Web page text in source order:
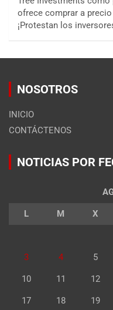
ofrece comprar a
¡Protestan los
NOSOTROS
INICIO
CONTÁCTENOS
NOTICIAS POR
L M X
3 4 5
10 11 12
17 18 19